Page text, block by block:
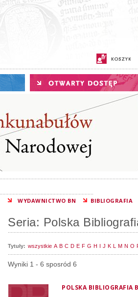
WYDAWNICTWO BN BIBLIOGRAFIA
Seria: Polska
Tytuły: wszystkie A B C D E F G H I J K L M N O
Wyniki 1 - 6 sposród 6
POLSKA BIBLIOGRAFIA